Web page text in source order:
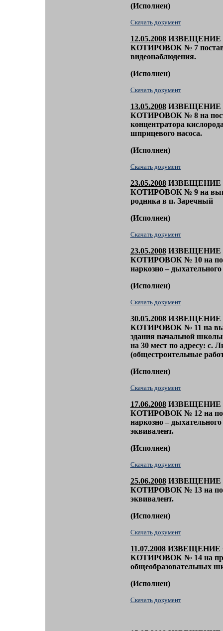
(Исполнен)
Скачать документ
12.05.2008 ИЗВЕЩЕНИЕ
КОТИРОВОК № 7
видеонаблюдения.
(Исполнен)
Скачать документ
13.05.2008 ИЗВЕЩЕНИЕ
КОТИРОВОК № 8 на
концентратора
шприцевого насоса.
(Исполнен)
Скачать документ
23.05.2008 ИЗВЕЩЕНИЕ
КОТИРОВОК № 9 на
родника в п. Заречный
(Исполнен)
Скачать документ
23.05.2008 ИЗВЕЩЕНИЕ
КОТИРОВОК № 10 на
наркозно –
(Исполнен)
Скачать документ
30.05.2008 ИЗВЕЩЕНИЕ
КОТИРОВОК № 11 на
здания начальной
на 30 мест по адресу: с.
(общестроительные
(Исполнен)
Скачать документ
17.06.2008 ИЗВЕЩЕНИЕ
КОТИРОВОК № 12 на
наркозно –
эквивалент.
(Исполнен)
Скачать документ
25.06.2008 ИЗВЕЩЕНИЕ
КОТИРОВОК № 13 на
эквивалент.
(Исполнен)
Скачать документ
11.07.2008 ИЗВЕЩЕНИЕ
КОТИРОВОК № 14 на
общеобразовательных
(Исполнен)
Скачать документ